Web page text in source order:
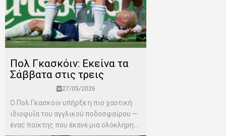
Πολ Γκασκόιν: Εκείνα τα
Σάββατα στις τρεις
27/05/2026
Ο Πολ Γκασκόιν υπήρξε η πιο χαοτική
ιδιοφυΐα του αγγλικού ποδοσφαίρου —
ένας παίκτης που έκανε μια ολόκληρη...